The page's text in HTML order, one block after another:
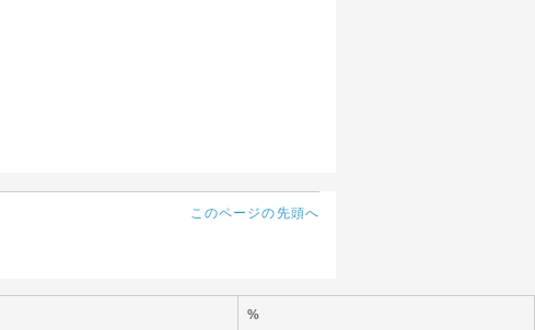
このページの先頭へ
%